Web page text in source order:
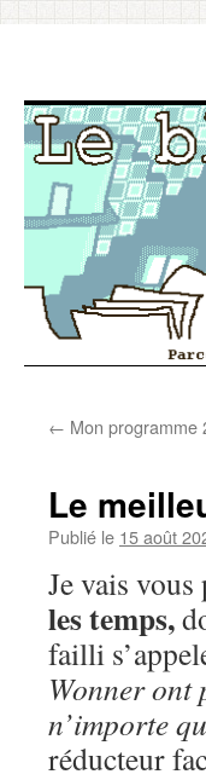
au← Mon programme
Le
Publié le 15 août
Je vais
les temps,
failli
Wonner ont
n’importe
réducteur